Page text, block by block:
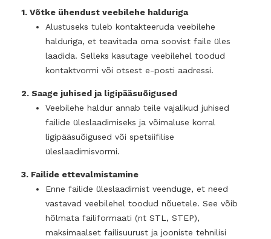
1. Võtke ühendust veebilehe halduriga
Alustuseks tuleb kontakteeruda veebilehe
halduriga, et teavitada oma soovist faile üles
laadida. Selleks kasutage veebilehel toodud
kontaktvormi või otsest e-posti aadressi.
2. Saage juhised ja ligipääsuõigused
Veebilehe haldur annab teile vajalikud juhised
failide üleslaadimiseks ja võimaluse korral
ligipääsuõigused või spetsiifilise
üleslaadimisvormi.
3. Failide ettevalmistamine
Enne failide üleslaadimist veenduge, et need
vastavad veebilehel toodud nõuetele. See võib
hõlmata failiformaati (nt STL, STEP),
maksimaalset failisuurust ja jooniste tehnilisi